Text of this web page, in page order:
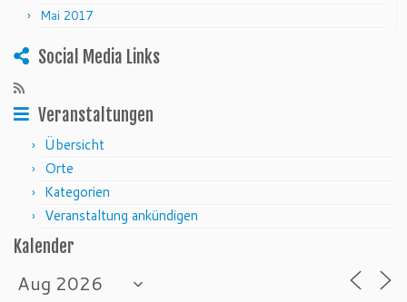
Mai 2017
Social Media Links
Veranstaltungen
Übersicht
Orte
Kategorien
Veranstaltung ankündigen
Kalender